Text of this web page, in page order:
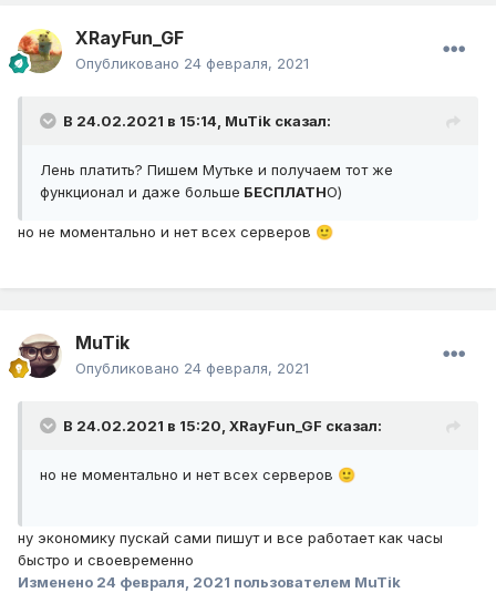
XRayFun_GF
Опубликовано 24 февраля, 2021
В 24.02.2021 в 15:14, MuTik сказал:
Лень платить? Пишем Мутьке и получаем тот же
функционал и даже больше БЕСПЛАТНО)
но не моментально и нет всех серверов 🙂
MuTik
Опубликовано 24 февраля, 2021
В 24.02.2021 в 15:20, XRayFun_GF сказал:
но не моментально и нет всех серверов 🙂
ну экономику пускай сами пишут и все работает как часы
быстро и своевременно
Изменено 24 февраля, 2021 пользователем MuTik